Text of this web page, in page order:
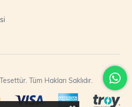
Tüm Hakları Saklıdır.